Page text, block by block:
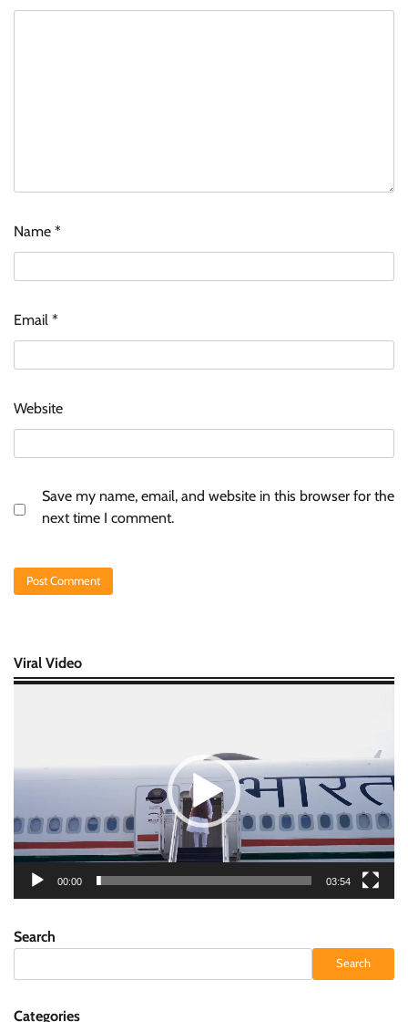
Name *
Email *
Website
Save my name, email, and website in this browser for the
next time I comment.
Viral Video
00:00 03:54
Search
Search
Categories